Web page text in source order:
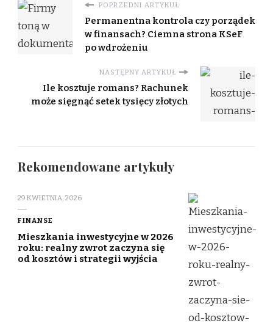
POPRZEDNI ARTYKUŁ
Permanentna kontrola czy porządek
w finansach? Ciemna strona KSeF
po wdrożeniu
NASTĘPNY ARTYKUŁ
Ile kosztuje romans? Rachunek
może sięgnąć setek tysięcy złotych
Rekomendowane artykuły
29 KWIETNIA, 2026
FINANSE
Mieszkania inwestycyjne w 2026
roku: realny zwrot zaczyna się
od kosztów i strategii wyjścia